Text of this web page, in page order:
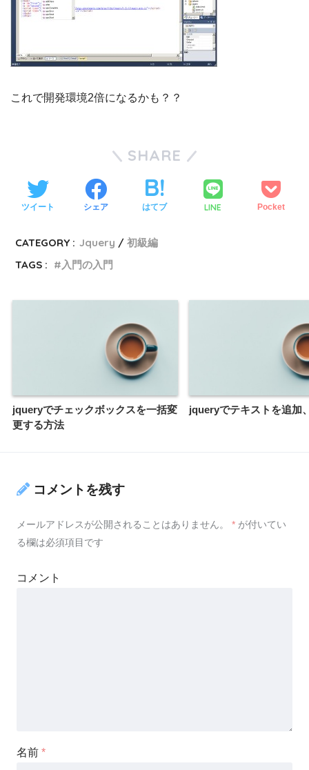
これで開発環境2倍になるかも？？
SHARE
ツイート シェア はてブ LINE Pocket
CATEGORY : Jquery
初級編
TAGS :
入門の入門
jqueryでチェックボックスを一括変
更する方法
jqueryでテキストを追加
コメントを残す
メールアドレスが公開されることはありません。 * が付いてい
る欄は必須項目です
コメント
名前 *